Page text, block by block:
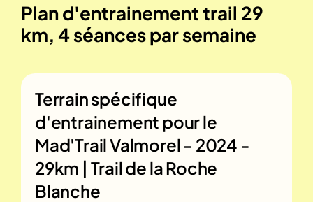
Plan d'entrainement trail 29
km, 4 séances par semaine
Terrain spécifique
d'entrainement pour le
Mad'Trail Valmorel - 2024 -
29km | Trail de la Roche
Blanche